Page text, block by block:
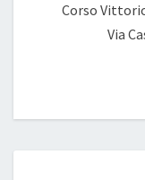
Corso
Via